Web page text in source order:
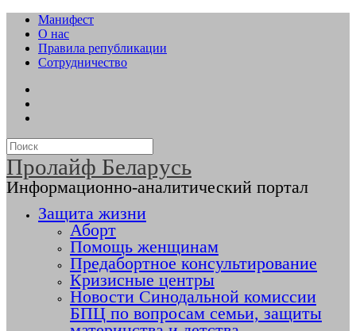
Манифест
О нас
Правила републикации
Сотрудничество
Пролайф Беларусь
Информационно-аналитический портал
Защита жизни
Аборт
Помощь женщинам
Предабортное консультирование
Кризисные центры
Новости Синодальной комиссии
БПЦ по вопросам семьи, защиты